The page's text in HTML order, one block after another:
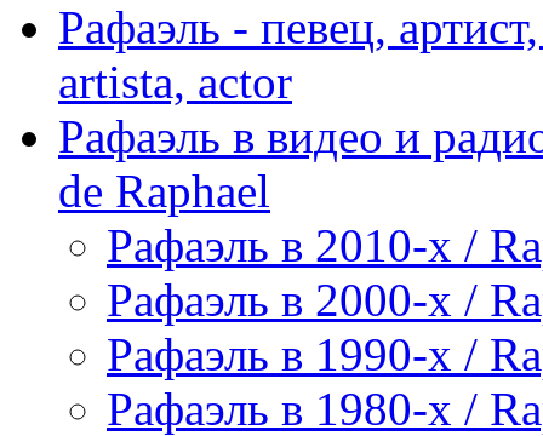
Рафаэль - певец,
artista, actor
Рафаэль в видео и
de Raphael
Рафаэль в 2010-х /
Рафаэль в 2000-х /
Рафаэль в 1990-х /
Рафаэль в 1980-х /